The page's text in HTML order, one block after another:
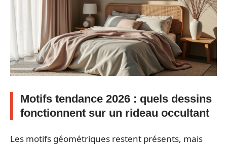
Motifs tendance 2026 : quels dessins
fonctionnent sur un rideau occultant
Les motifs géométriques restent présents, mais